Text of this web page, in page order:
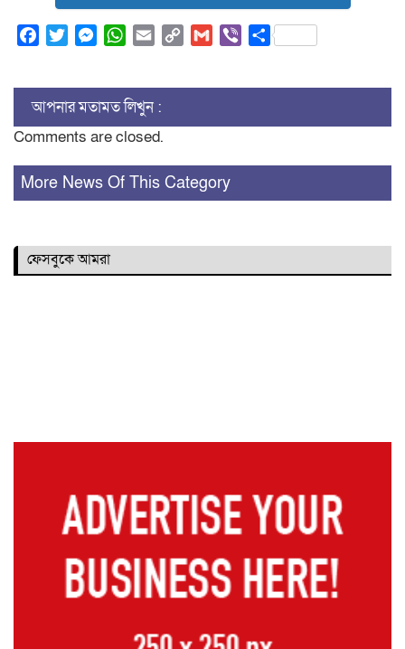
FacebookTwitterMessenger
WhatsApp
Email Copy
Gmail ViberShare
আপনার মতামত লিখুন :
Comments are closed.
More News Of This Category
ফেসবুকে আমরা